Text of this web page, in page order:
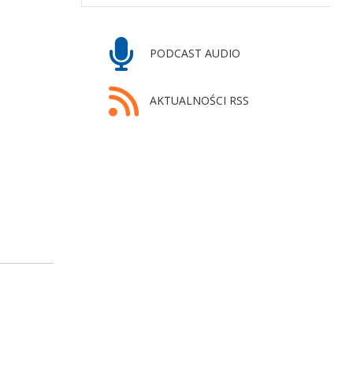
PODCAST AUDIO
AKTUALNOŚCI RSS